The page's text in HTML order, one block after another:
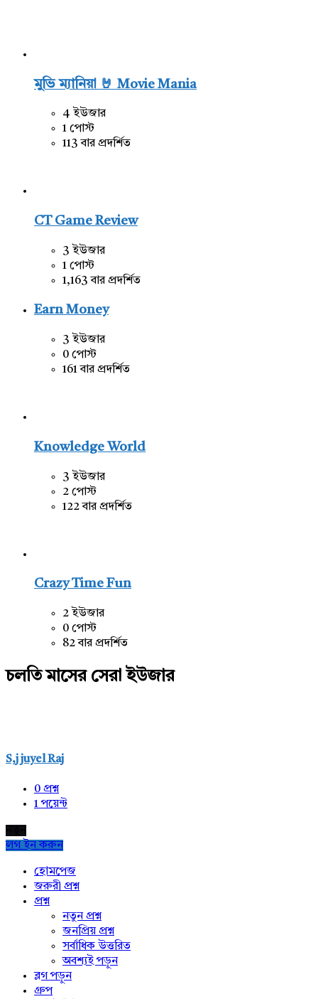
মুভি ম্যানিয়া 🤘 Movie Mania
4 ইউজার
1 পোস্ট
113 বার প্রদর্শিত
CT Game Review
3 ইউজার
1 পোস্ট
1,163 বার প্রদর্শিত
Earn Money
3 ইউজার
0 পোস্ট
161 বার প্রদর্শিত
Knowledge World
3 ইউজার
2 পোস্ট
122 বার প্রদর্শিত
Crazy Time Fun
2 ইউজার
0 পোস্ট
82 বার প্রদর্শিত
চলতি মাসের সেরা ইউজার
S,j juyel Raj
0 প্রশ্ন
1পয়েন্ট
লগ ইন করুন
Exploreহোমপেজ
জরুরী প্রশ্ন
প্রশ্ন
নতুন প্রশ্ন
জনপ্রিয় প্রশ্ন
সর্বাধিক উত্তরিত
অবশ্যই পড়ুন
ব্লগ পড়ুন
গ্রুপ